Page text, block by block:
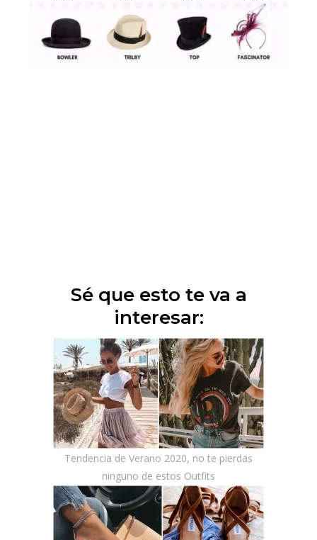
Sé que esto te va a
interesar:
Tendencia de Verano 2020, no te pierdas
ninguno de estos Outfits